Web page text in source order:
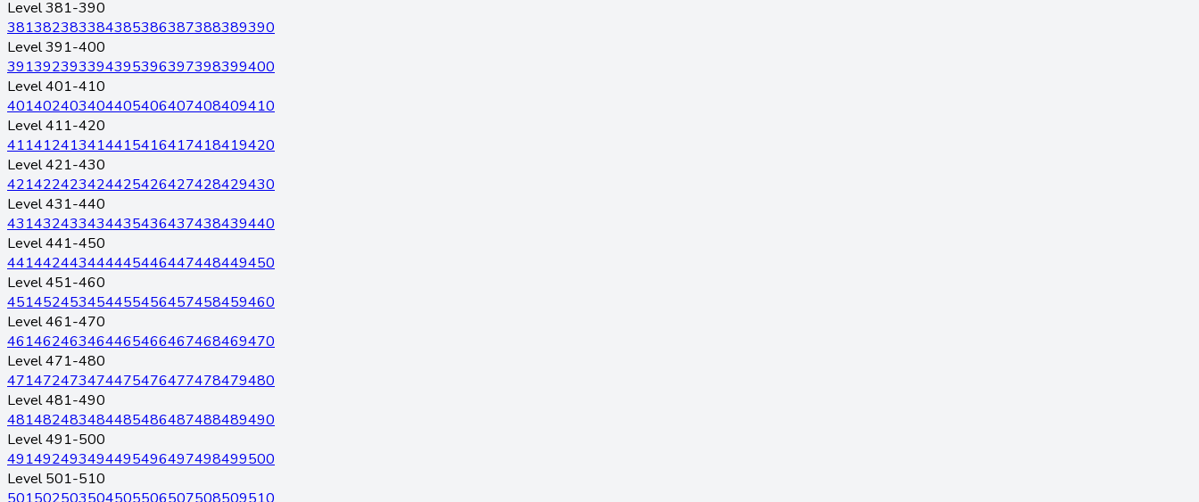
Level 381-390
381382383384385386387388389390
Level 391-400
391392393394395396397398399400
Level 401-410
401402403404405406407408409410
Level 411-420
411412413414415416417418419420
Level 421-430
421422423424425426427428429430
Level 431-440
431432433434435436437438439440
Level 441-450
441442443444445446447448449450
Level 451-460
451452453454455456457458459460
Level 461-470
461462463464465466467468469470
Level 471-480
471472473474475476477478479480
Level 481-490
481482483484485486487488489490
Level 491-500
491492493494495496497498499500
Level 501-510